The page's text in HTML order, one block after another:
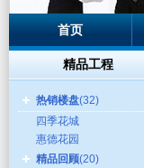
首页
精品工程
热销楼盘(32)
四季花城
惠德花园
精品回顾(20)